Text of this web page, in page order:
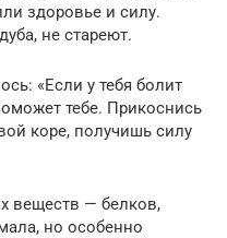
здоровье и силу.
не стареют.
«Если у тебя болит
тебе. Прикоснись
коре, получишь силу
веществ — белков,
но особенно